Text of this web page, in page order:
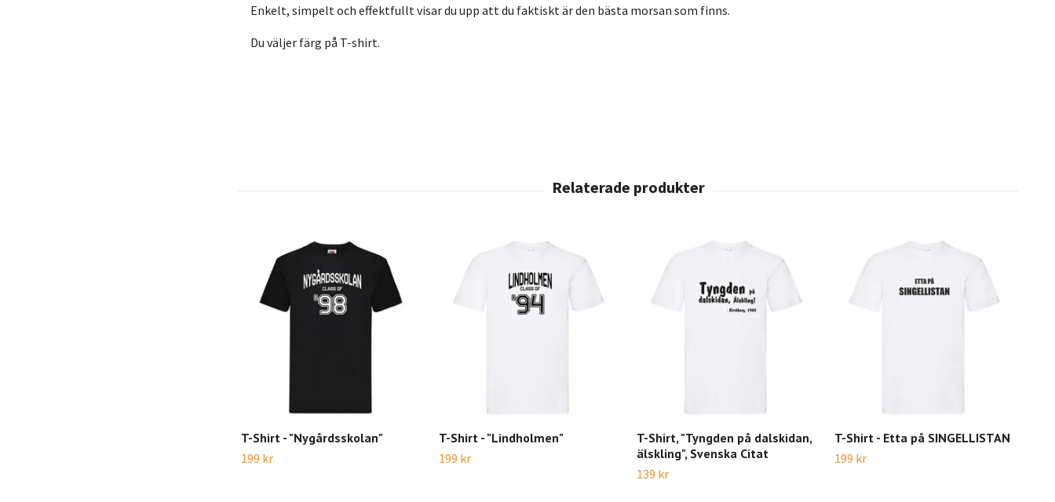
Enkelt, simpelt och effektfullt visar du upp att du faktiskt är den bästa morsan som finns.
Du väljer färg på T-shirt.
T-Shirt - "Nygårdsskolan"
199 kr
T-Shirt - "Lindholmen"
199 kr
T-Shirt, "Tyngden på dalskidan,
älskling", Svenska Citat
139 kr
T-Shirt - Etta på SINGELLISTAN
199 kr